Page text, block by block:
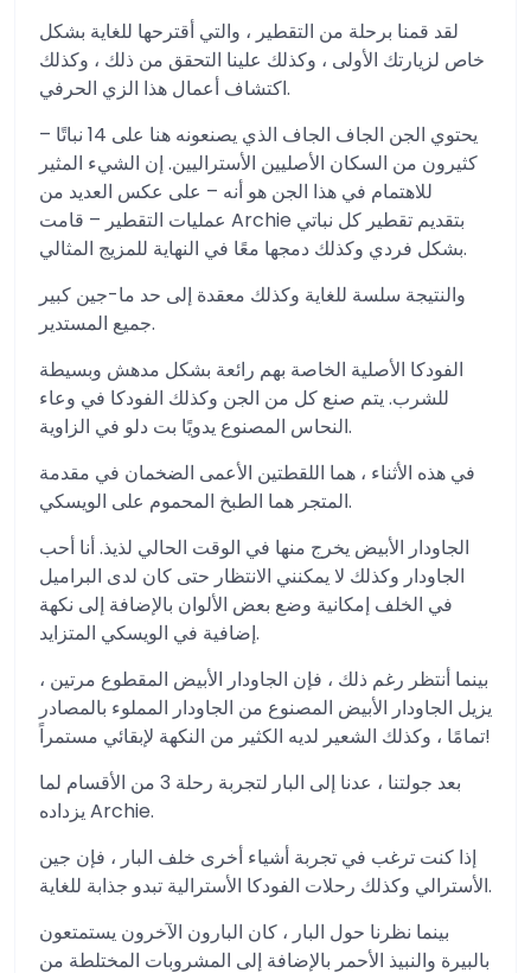
لقد قمنا برحلة من التقطير ، والتي أقترحها للغاية بشكل
خاص لزيارتك الأولى ، وكذلك علينا التحقق من ذلك ، وكذلك
اكتشاف أعمال هذا الزي الحرفي.
يحتوي الجن الجاف الجاف الذي يصنعونه هنا على 14 نباتًا –
كثيرون من السكان الأصليين الأستراليين. إن الشيء المثير
للاهتمام في هذا الجن هو أنه – على عكس العديد من
عمليات التقطير – قامت Archie بتقديم تقطير كل نباتي
بشكل فردي وكذلك دمجها معًا في النهاية للمزيج المثالي.
والنتيجة سلسة للغاية وكذلك معقدة إلى حد ما-جين كبير
جميع المستدير.
الفودكا الأصلية الخاصة بهم رائعة بشكل مدهش وبسيطة
للشرب. يتم صنع كل من الجن وكذلك الفودكا في وعاء
النحاس المصنوع يدويًا بت دلو في الزاوية.
في هذه الأثناء ، هما اللقطتين الأعمى الضخمان في مقدمة
المتجر هما الطبخ المحموم على الويسكي.
الجاودار الأبيض يخرج منها في الوقت الحالي لذيذ. أنا أحب
الجاودار وكذلك لا يمكنني الانتظار حتى كان لدى البراميل
في الخلف إمكانية وضع بعض الألوان بالإضافة إلى نكهة
إضافية في الويسكي المتزايد.
بينما أنتظر رغم ذلك ، فإن الجاودار الأبيض المقطوع مرتين ،
يزيل الجاودار الأبيض المصنوع من الجاودار المملوء بالمصادر
تمامًا ، وكذلك الشعير لديه الكثير من النكهة لإبقائي مستمراً!
بعد جولتنا ، عدنا إلى البار لتجربة رحلة 3 من الأقسام لما
يزداده Archie.
إذا كنت ترغب في تجربة أشياء أخرى خلف البار ، فإن جين
الأسترالي وكذلك رحلات الفودكا الأسترالية تبدو جذابة للغاية.
بينما نظرنا حول البار ، كان البارون الآخرون يستمتعون
بالبيرة والنبيذ الأحمر بالإضافة إلى المشروبات المختلطة من